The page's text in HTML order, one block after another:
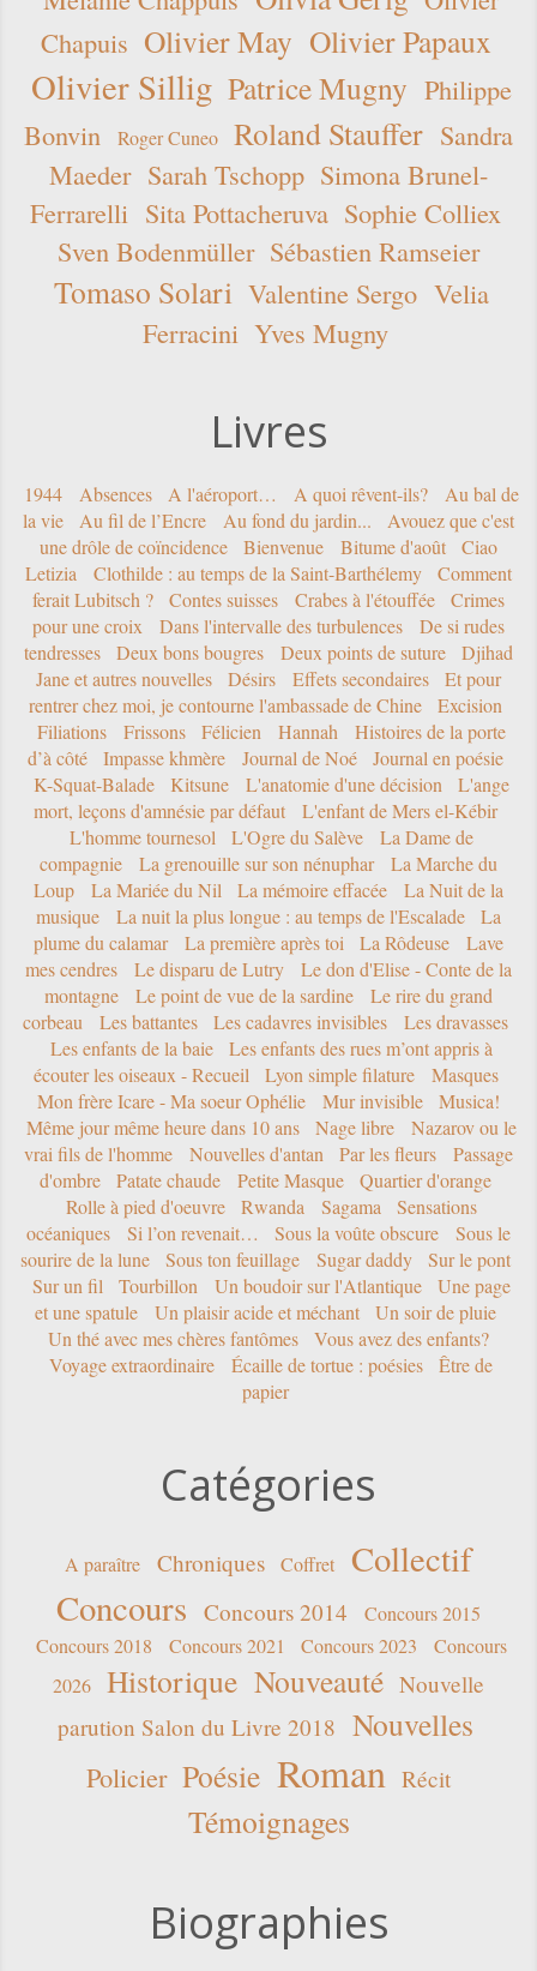
Chapuis Olivier May Olivier Papaux
Olivier Sillig Patrice Mugny Philippe
Bonvin
Roger Cuneo Roland Stauffer Sandra
Maeder Sarah Tschopp Simona Brunel-
Ferrarelli Sita Pottacheruva Sophie Colliex
Sven Bodenmüller Sébastien Ramseier
Tomaso Solari Valentine Sergo Velia
Ferracini Yves Mugny
Livres
1944 Absences A l'aéroport… A quoi rêvent-ils?
Au bal de
la vie
Au fil de l’Encre Au fond du jardin...
Avouez que c'est
une drôle de coïncidence
Bienvenue Bitume d'août
Ciao
Letizia
Clothilde : au temps de la Saint-Barthélemy
Comment
ferait Lubitsch ?
Contes suisses Crabes à l'étouffée
Crimes
pour une croix
Dans l'intervalle des turbulences
De si rudes
tendresses
Deux bons bougres Deux points de suture
Djihad
Jane et autres nouvelles
Désirs Effets secondaires
Et pour
rentrer chez moi, je contourne l'ambassade de Chine
Excision
Filiations
Frissons Félicien Hannah
Histoires de la porte
d’à côté
Impasse khmère Journal de Noé
Journal en poésie
K-Squat-Balade
Kitsune L'anatomie d'une décision
L'ange
mort, leçons d'amnésie par défaut
L'enfant de Mers el-Kébir
L'homme tournesol
L'Ogre du Salève
La Dame de
compagnie
La grenouille sur son nénuphar
La Marche du
Loup
La Mariée du Nil La mémoire effacée
La Nuit de la
musique
La nuit la plus longue : au temps de l'Escalade
La
plume du calamar
La première après toi La Rôdeuse
Lave
mes cendres
Le disparu de Lutry
Le don d'Elise - Conte de la
montagne
Le point de vue de la sardine
Le rire du grand
corbeau
Les battantes Les cadavres invisibles
Les dravasses
Les enfants de la baie
Les enfants des rues m’ont appris à
écouter les oiseaux - Recueil
Lyon simple filature
Masques
Mon frère Icare - Ma soeur Ophélie
Mur invisible
Musica!
Même jour même heure dans 10 ans
Nage libre
Nazarov ou le
vrai fils de l'homme
Nouvelles d'antan Par les fleurs
Passage
d'ombre
Patate chaude Petite Masque
Quartier d'orange
Rolle à pied d'oeuvre
Rwanda Sagama
Sensations
océaniques
Si l’on revenait… Sous la voûte obscure
Sous le
sourire de la lune
Sous ton feuillage Sugar daddy
Sur le pont
Sur un fil
Tourbillon Un boudoir sur l'Atlantique
Une page
et une spatule
Un plaisir acide et méchant
Un soir de pluie
Un thé avec mes chères fantômes
Vous avez des enfants?
Voyage extraordinaire
Écaille de tortue : poésies
Être de
papier
Catégories
A paraître Chroniques Coffret
Collectif
Concours Concours 2014
Concours 2015
Concours 2018
Concours 2021 Concours 2023
Concours
2026
Historique Nouveauté Nouvelle
parution Salon du Livre 2018 Nouvelles
Policier Poésie Roman Récit
Témoignages
Biographies